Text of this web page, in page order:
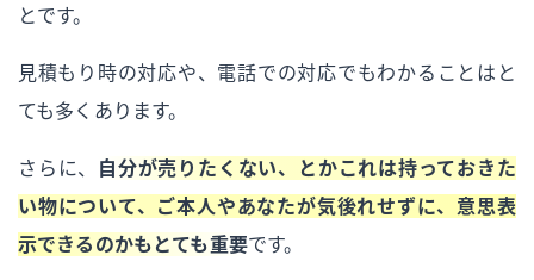
とです。
見積もり時の対応や、電話での対応でもわかることはと
ても多くあります。
さらに、 自分が売りたくない、とかこれは持っておきた
い物について、ご本人やあなたが気後れせずに、意思表
示できるのかもとても重要です。